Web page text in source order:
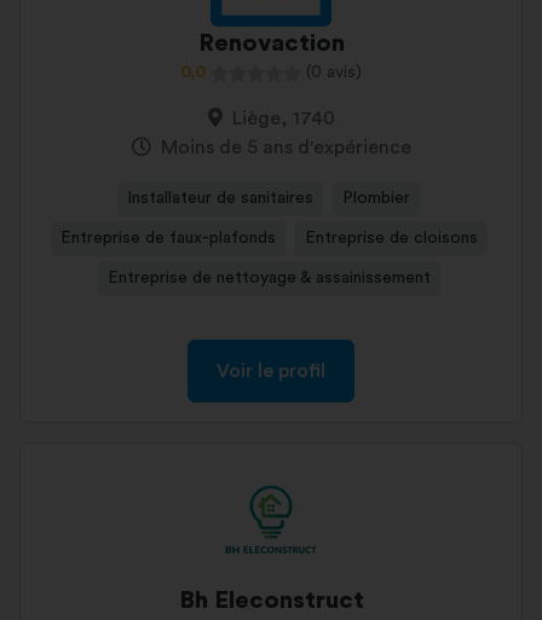
Renovaction
0,0 (0 avis)
Liège, 1740
Moins de 5 ans d'expérience
Installateur de sanitaires Plombier
Entreprise de faux-plafonds Entreprise de cloisons
Entreprise de nettoyage & assainissement
Voir le profil
Bh Eleconstruct